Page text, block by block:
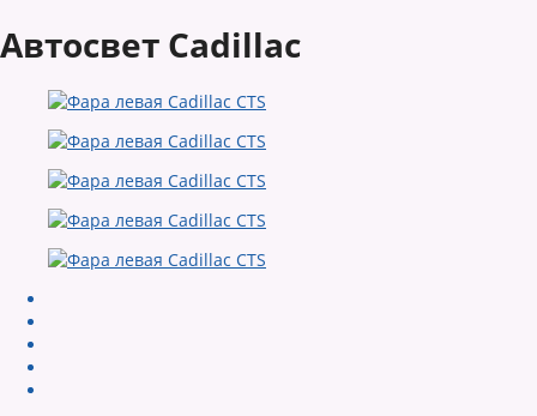
Автосвет Cadillac